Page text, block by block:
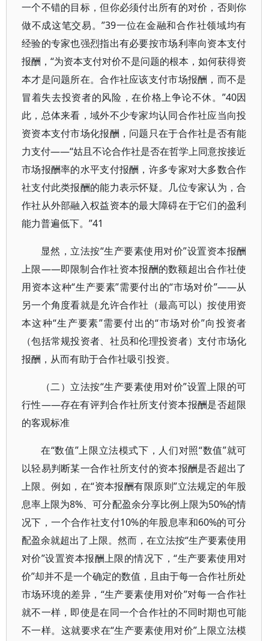
一个不错的目标，但你必须付出所有的对价，否则你
做不成这笔交易。”39一位在金融和合作社领域均有
经验的专家也强烈指出有必要按市场利率向资本支付
报酬，“为资本支付对价不是问题的根本，如何获得资
本才是问题所在。合作社应该支付市场报酬，而不是
冒着失去投资者的风险，在价格上争论不休。”40因
此，总体来看，域外不少专家均认同合作社应当向投
资资本支付市场化报酬，问题只在于合作社是否有能
力支付——“姑且不论合作社是否在哲学上同意按接近
市场报酬率的水平支付报酬，许多专家对大多数合作
社支付此类报酬的能力表示怀疑。几位专家认为，合
作社从外部融入权益资本的最大障碍在于它们的盈利
能力普遍低下。”41
显然，立法按“生产要素使用对价”设置资本报酬
上限——即限制合作社资本报酬的数额超出合作社使
用资本这种“生产要素”需要付出的“市场对价”——从
另一个角度看就是允许合作社（最高可以）按使用资
本这种“生产要素”需要付出的“市场对价”向投资者
（包括常规投资者、社员和伦理投资者）支付市场化
报酬，从而有助于合作社吸引投资。
（二）立法按“生产要素使用对价”设置上限的可
行性——存在有评判合作社所支付资本报酬是否超限
的客观标准
在“数值”上限立法模式下，人们对照“数值”就可
以轻易判断某一合作社所支付的资本报酬是否超出了
上限。例如，在“资本报酬有限原则”立法规定的年股
息率上限为8%、可分配盈余分享比例上限为50%的情
况下，一个合作社支付10%的年股息率和60%的可分
配盈余就超出了上限。然而，在立法按“生产要素使用
对价”设置资本报酬上限的情况下，“生产要素使用对
价”却并不是一个确定的数值，且由于每一合作社所处
市场环境的差异，“生产要素使用对价”对每一合作社
就不一样，即使是在同一个合作社的不同时期也可能
不一样。这就要求在“生产要素使用对价”上限立法模